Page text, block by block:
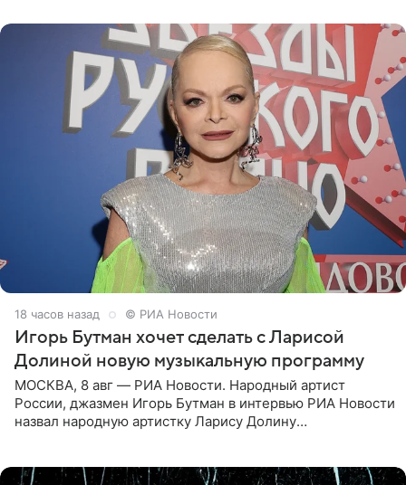
18 часов назад © РИА Новости
Игорь Бутман хочет сделать с Ларисой
Долиной новую музыкальную программу
МОСКВА, 8 авг — РИА Новости. Народный артист
России, джазмен Игорь Бутман в интервью РИА Новости
назвал народную артистку Ларису Долину